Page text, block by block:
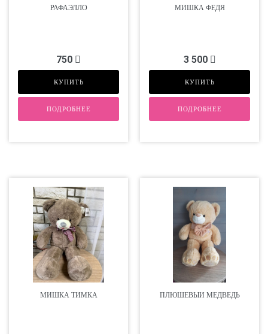
РАФАЭЛЛО
750
КУПИТЬ
ПОДРОБНЕЕ
МИШКА ФЕДЯ
3 500
КУПИТЬ
ПОДРОБНЕЕ
МИШКА ТИМКА ПЛЮШЕВЫЙ МЕДВЕДЬ